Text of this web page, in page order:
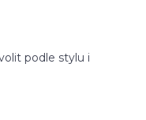
podle stylu i